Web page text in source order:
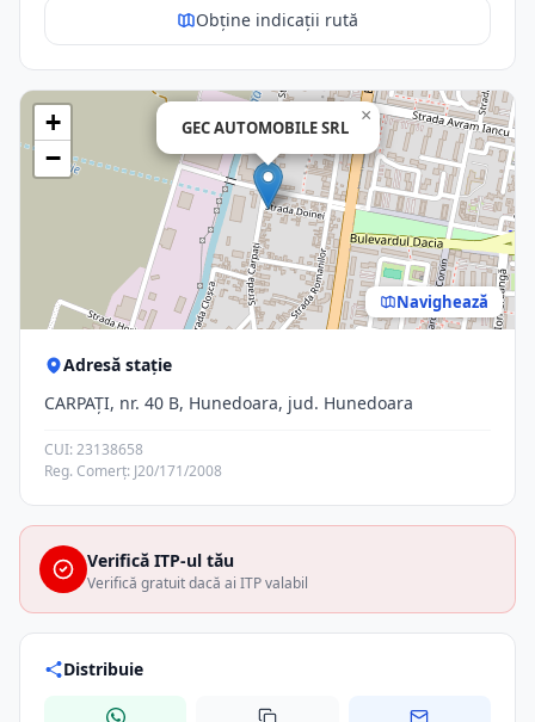
Obține indicații rută
GEC AUTOMOBILE SRL
×
+
−
Navighează
Adresă stație
CARPAŢI, nr. 40 B, Hunedoara, jud. Hunedoara
CUI: 23138658
Reg. Comerț: J20/171/2008
Verifică ITP-ul tău
Verifică gratuit dacă ai ITP valabil
Distribuie